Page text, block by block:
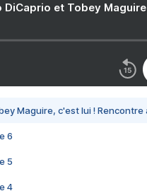
DiCaprio et Tobey
Maguire, c'est lui !
6
5
4